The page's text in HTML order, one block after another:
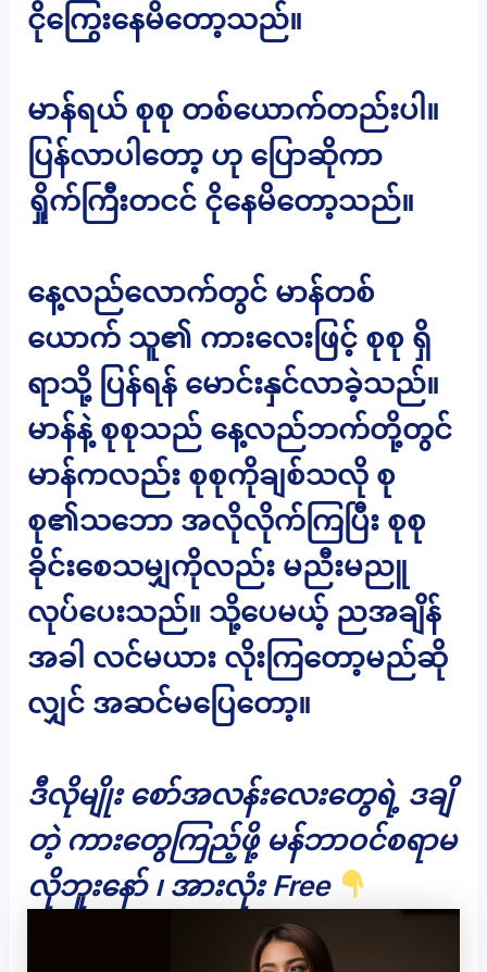
ငိုကြွေးနေမိတော့သည်။
မာန်ရယ် စုစု တစ်ယောက်တည်းပါ။
ပြန်လာပါတော့ ဟု ပြောဆိုကာ
ရှိုက်ကြီးတငင် ငိုနေမိတော့သည်။
နေ့လည်လောက်တွင် မာန်တစ်
ယောက် သူ၏ ကားလေးဖြင့် စုစု ရှိ
ရာသို့ ပြန်ရန် မောင်းနှင်လာခဲ့သည်။
မာန်နဲ့ စုစုသည် နေ့လည်ဘက်တို့တွင်
မာန်ကလည်း စုစုကိုချစ်သလို စု
စု၏သဘော အလိုလိုက်ကြပြီး စုစု
ခိုင်းစေသမျှကိုလည်း မညီးမညူ
လုပ်ပေးသည်။ သို့ပေမယ့် ညအချိန်
အခါ လင်မယား လိုးကြတော့မည်ဆို
လျှင် အဆင်မပြေတော့။
ဒီလိုမျိုး စော်အလန်းလေးတွေရဲ့ ဒချိ
တဲ့ ကားတွေကြည့်ဖို့ မန်ဘာဝင်စရာမ
လိုဘူးနော် ၊ အားလုံး Free